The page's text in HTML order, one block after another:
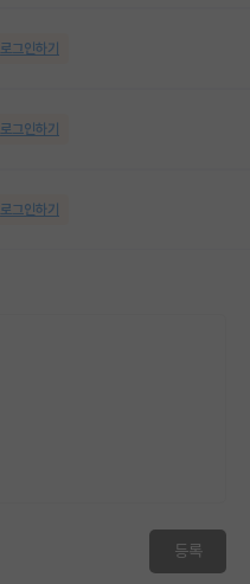
로그인하기
로그인하기
로그인하기
등록